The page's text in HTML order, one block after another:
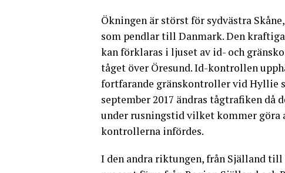
Ökningen är störst för sydvästra
som pendlar till Danmark. Den
kan förklaras i ljuset av id- och
tåget över Öresund. Id-kontrollen
fortfarande gränskontroller vid Hyllie
september 2017 ändras tågtrafiken då
under rusningstid vilket kommer
kontrollerna infördes.
I den andra riktungen, från Själland